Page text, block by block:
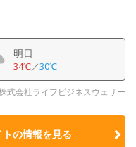
明日
34℃／30℃
式会社ライフビジネスウェザー
トの情報を見る